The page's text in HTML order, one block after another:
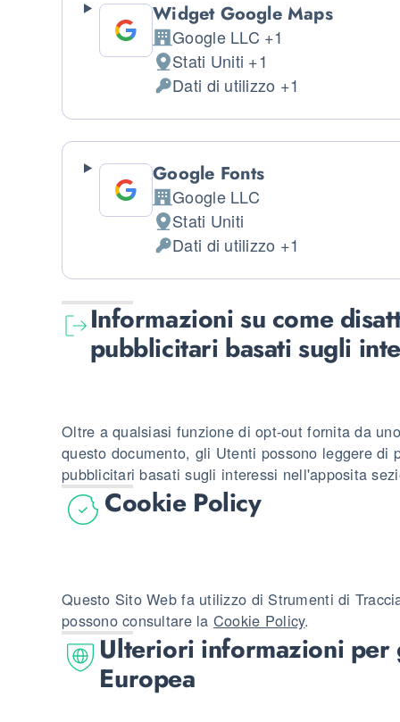
Widget Google Maps
Azienda:
Google LLC +1
Luogo del trattamento:
Stati Uniti +1
Dati Personali trattati:
Dati di utilizzo +1
Google Fonts
Azienda:
Google LLC
Luogo del trattamento:
Stati Uniti
Dati Personali trattati:
Dati di utilizzo +1
Informazioni su come
pubblicitari basati sugli
Oltre a qualsiasi funzione di opt-out fornita da
questo documento, gli Utenti possono leggere di
pubblicitari basati sugli interessi nell'apposita
Cookie Policy
Questo Sito Web fa utilizzo di Strumenti di
possono consultare la Cookie Policy.
Ulteriori informazioni
Europea